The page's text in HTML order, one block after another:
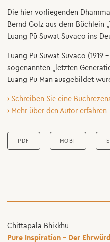
Die hier vorliegenden
Bernd Golz aus dem Büchlein
Luang Pū Suwat Suvaco ins
Luang Pū Suwat Suvaco
sogenannten „letzten
Luang Pū Man ausgebildet
› Schreiben Sie eine
› Mehr über den Autor erfahren
PDF MOBI
Chittapala Bhikkhu
Pure Inspiration - Der